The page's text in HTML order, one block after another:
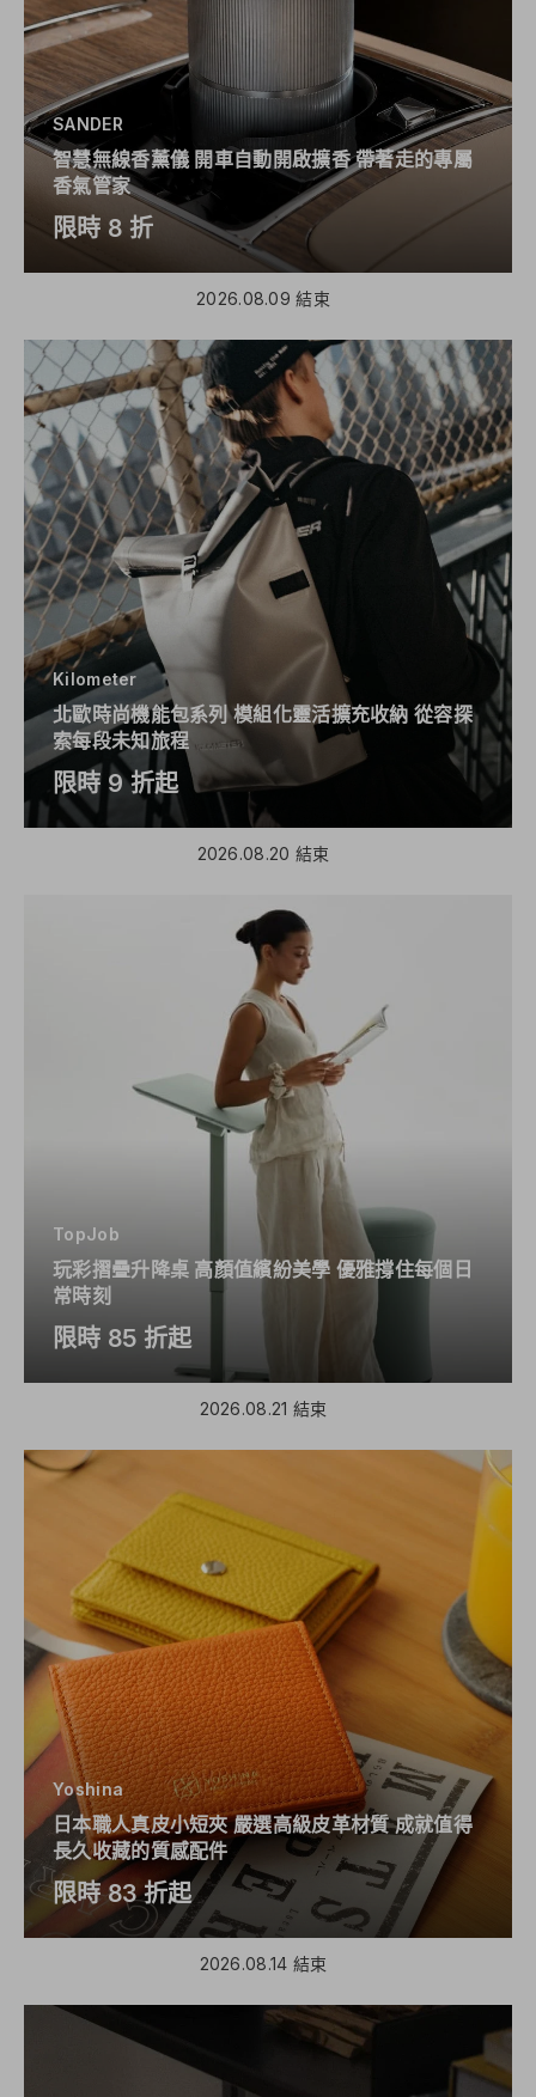
SANDER
智慧無線香薰儀 開車自動開啟擴香 帶著走的專屬
香氣管家
限時 8 折
2026.08.09 結束
Kilometer
北歐時尚機能包系列 模組化靈活擴充收納 從容探
索每段未知旅程
限時 9 折起
2026.08.20 結束
TopJob
玩彩摺疊升降桌 高顏值繽紛美學 優雅撐住每個日
常時刻
限時 85 折起
2026.08.21 結束
Yoshina
日本職人真皮小短夾 嚴選高級皮革材質 成就值得
長久收藏的質感配件
限時 83 折起
2026.08.14 結束